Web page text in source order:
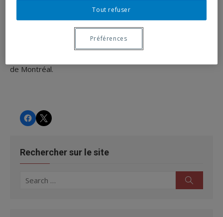
processus d'industrialisation qui laissera une marque si
nette sur le paysage montréalais. Cette mesure était faite
principalement en puisant dans la banque de données
de Montréal.
CHRSCHRS
Rechercher sur le site
Search
Tout refuser
Préférences